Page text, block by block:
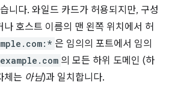
니다. 와일드 카드가 허용되지만, 구성
호스트 이름의 맨 왼쪽 위치에서 허
은 임의의 포트에서 임의
example.com 의 모든 하위 도메인 (하
체는 아님)과 일치합니다.